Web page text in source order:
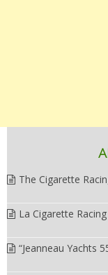
The Cigarette
La Cigarette
“Jeanneau Yachts